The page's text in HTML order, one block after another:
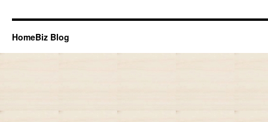
HomeBiz Blog